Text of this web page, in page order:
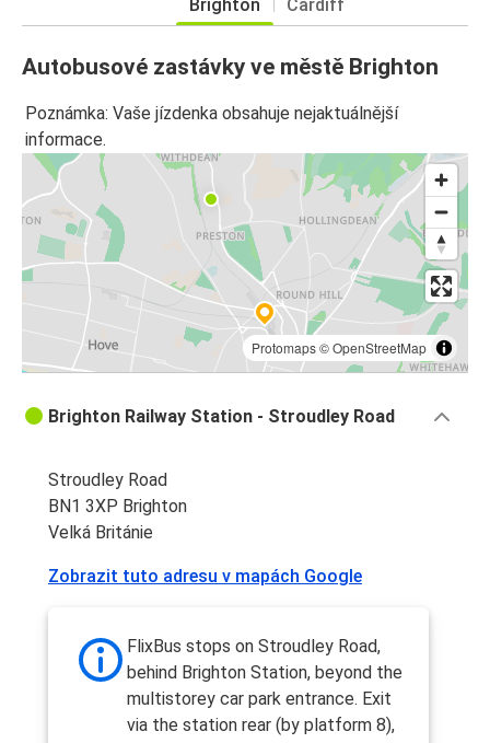
Brighton Cardiff
Autobusové zastávky ve městě Brighton
Poznámka: Vaše jízdenka obsahuje nejaktuálnější
informace.
Protomaps©OpenStreetMap
Brighton Railway Station - Stroudley Road
Stroudley Road
BN1 3XP Brighton
Velká Británie
Zobrazit tuto adresu v mapách Google
FlixBus stops on Stroudley Road,
behind Brighton Station, beyond the
multistorey car park entrance. Exit
via the station rear (by platform 8),